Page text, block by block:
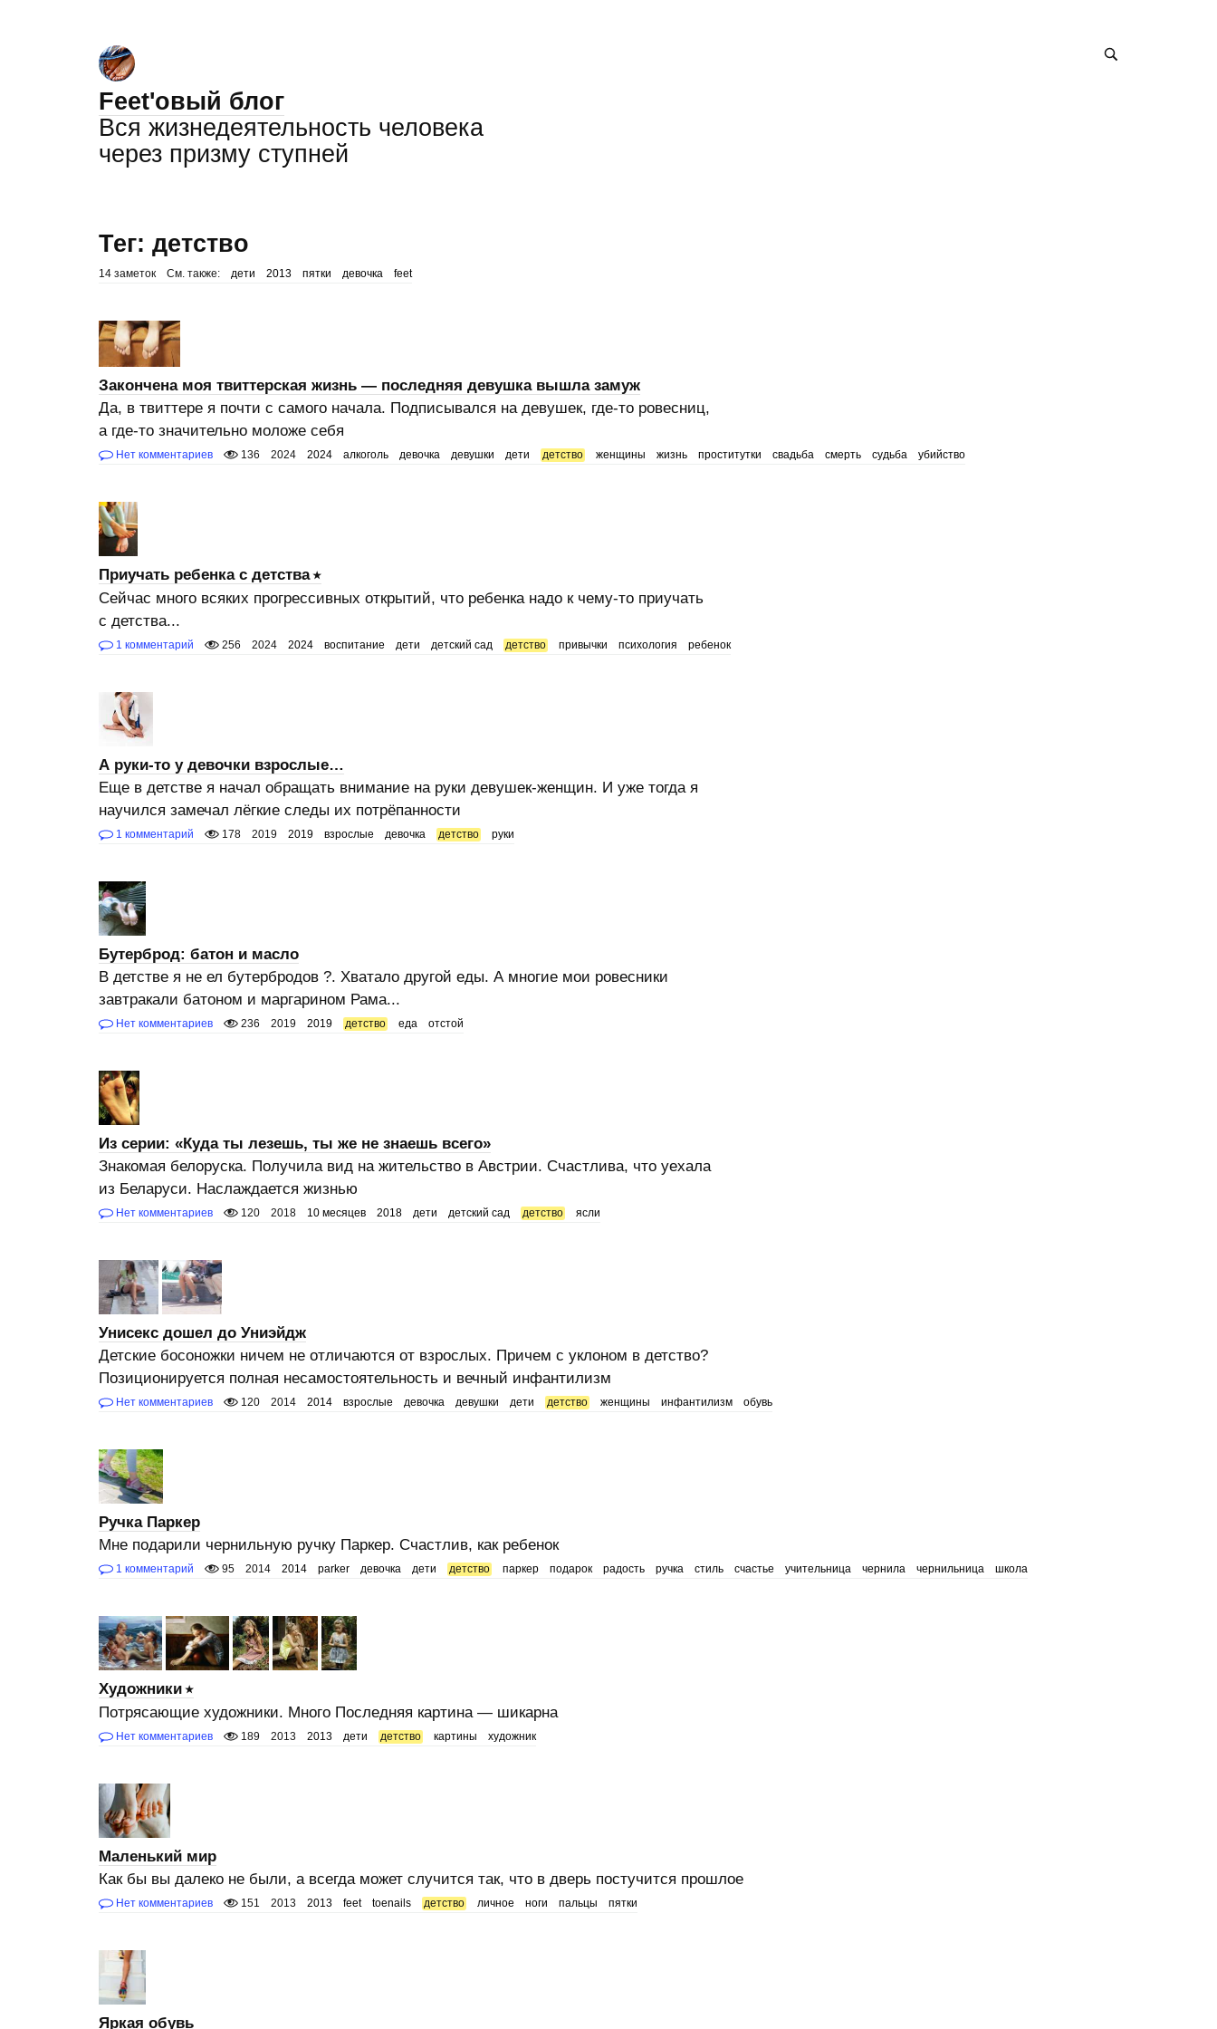
Feet'овый блог
Вся жизнедеятельность человека
через призму ступней
Тег: детство
14 заметок См. также: дети 2013 пятки девочка feet
Закончена моя твиттерская жизнь — последняя девушка вышла замуж
Да, в твиттере я почти с самого начала. Подписывался на девушек, где-то ровесниц,
а где-то значительно моложе себя
Нет комментариев 136 2024 2024 алкоголь девочка девушки дети детство женщины жизнь проститутки свадьба смерть судьба убийство
Приучать ребенка с детства
Сейчас много всяких прогрессивных открытий, что ребенка надо к чему-то приучать
с детства...
1 комментарий 256 2024 2024 воспитание дети детский сад детство привычки психология ребенок
А руки-то у девочки взрослые…
Еще в детстве я начал обращать внимание на руки девушек-женщин. И уже тогда я
научился замечал лёгкие следы их потрёпанности
1 комментарий 178 2019 2019 взрослые девочка детство руки
Бутерброд: батон и масло
В детстве я не ел бутербродов ?. Хватало другой еды. А многие мои ровесники
завтракали батоном и маргарином Рама...
Нет комментариев 236 2019 2019 детство еда отстой
Из серии: «Куда ты лезешь, ты же не знаешь всего»
Знакомая белоруска. Получила вид на жительство в Австрии. Счастлива, что уехала
из Беларуси. Наслаждается жизнью
Нет комментариев 120 2018 10 месяцев 2018 дети детский сад детство ясли
Унисекс дошел до Униэйдж
Детские босоножки ничем не отличаются от взрослых. Причем с уклоном в детство?
Позиционируется полная несамостоятельность и вечный инфантилизм
Нет комментариев 120 2014 2014 взрослые девочка девушки дети детство женщины инфантилизм обувь
Ручка Паркер
Мне подарили чернильную ручку Паркер. Счастлив, как ребенок
1 комментарий 95 2014 2014 parker девочка дети детство паркер подарок радость ручка стиль счастье учительница чернила чернильница школа
Художники
Потрясающие художники. Много Последняя картина — шикарна
Нет комментариев 189 2013 2013 дети детство картины художник
Маленький мир
Как бы вы далеко не были, а всегда может случится так, что в дверь постучится прошлое
Нет комментариев 151 2013 2013 feet toenails детство личное ноги пальцы пятки
Яркая обувь